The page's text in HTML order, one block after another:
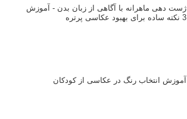
ژست دهی ماهرانه با آگاهی از زبان بدن - آموزش
3 نکته ساده برای بهبود عکاسی پرتره
آموزش انتخاب رنگ در عکاسی از کودکان